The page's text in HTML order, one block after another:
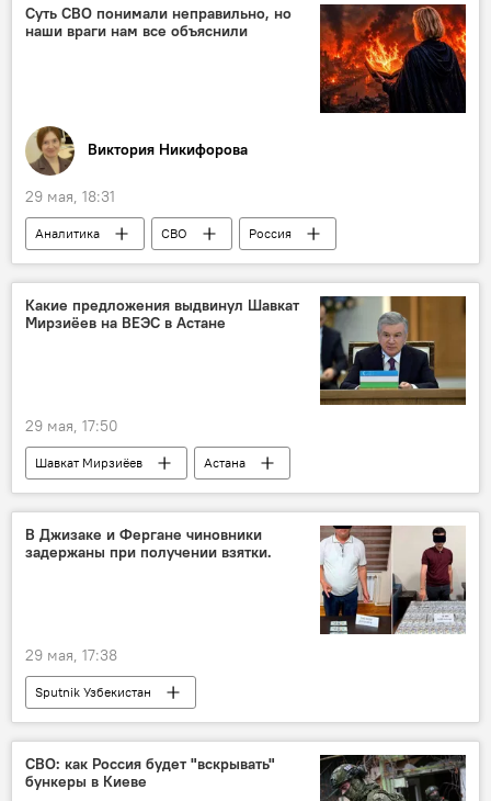
Суть СВО понимали неправильно, но
наши враги нам все объяснили
Виктория Никифорова
29 мая, 18:31
Аналитика СВО
Россия
НАТО
Евросоюз
Европа
Колумнисты
Какие предложения выдвинул Шавкат
Мирзиёев на ВЕЭС в Астане
29 мая, 17:50
Шавкат Мирзиёев
Астана
ЕАЭС и Узбекистан
ЕАЭС
сотрудничество
Узбекистан
саммит
кооперация
Торговля
В Джизаке и Фергане чиновники
задержаны при получении взятки.
29 мая, 17:38
Sputnik Узбекистан
СВО: как Россия будет "вскрывать"
бункеры в Киеве